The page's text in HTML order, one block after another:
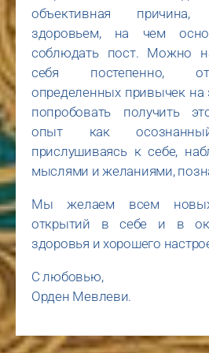
объективная
здоровьем, на чем
соблюдать пост. Можно
себя постепенно,
определенных привычек
попробовать получить
опыт как
прислушиваясь к себе,
мыслями и желаниями,
Мы желаем всем новых
открытий в себе и в
здоровья и хорошего
С любовью,
Орден Мевлеви.